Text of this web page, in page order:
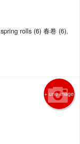
rolls (6) 春卷 (6),
+ une image